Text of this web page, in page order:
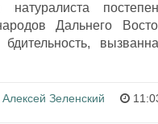
натуралиста
Дальнего
бдительность,
Алексей Зеленский